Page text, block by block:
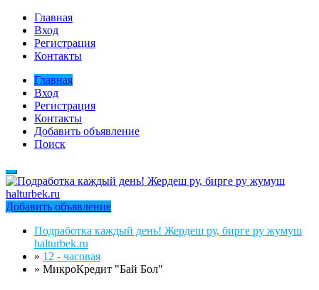
Главная
Вход
Регистрация
Контакты
Главная
Вход
Регистрация
Контакты
Добавить объявление
Поиск
Добавить объявление
Подработка каждый день! Жердеш ру, бирге ру жумуш
halturbek.ru
» 12 - часовая
» МикроКредит "Бай Бол"